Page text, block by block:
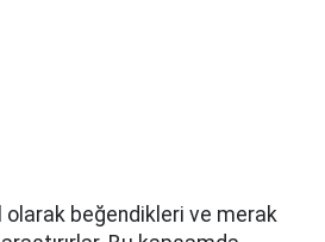
beğendikleri ve merak